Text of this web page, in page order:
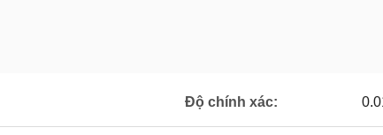
Độ chính xác: